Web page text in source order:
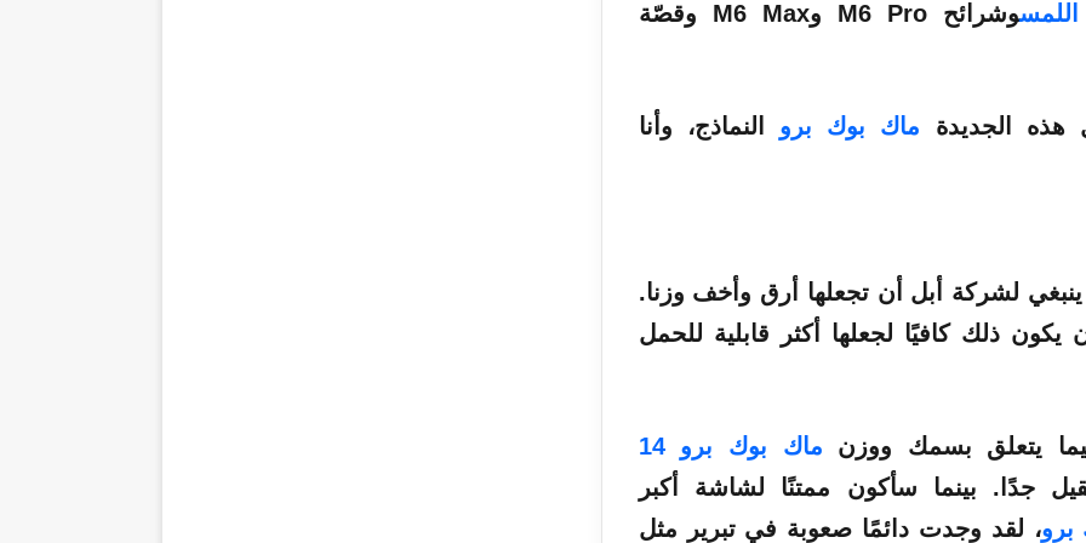
وشرائح M6 Pro وM6 Max وقصّة
هذه الجديدة ماك بوك برو النماذج، وأنا
ينبغي لشركة أبل أن تجعلها أرق وأخف وزنا.
ذلك كافيًا لجعلها أكثر قابلية للحمل
يتعلق بسمك ووزن
ماك بوك برو 14
16 بوصة ثقيل جدًا. بينما سأكون ممتنًا لشاشة أكبر
برو، لقد وجدت دائمًا صعوبة في تبرير مثل